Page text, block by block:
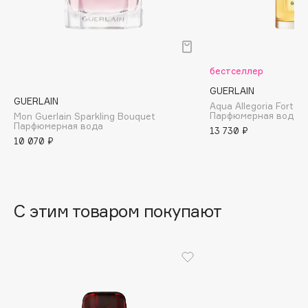
Banderas
Basicare
Batiste
beautyblender
GUERLAIN
Mon Guerlain Sparkling Bouquet
Парфюмерная вода
10 070 ₽
бестселлер
GUERLAIN
Aqua Allegoria Forte
Парфюмерная вода
13 730 ₽
С этим товаром покупают